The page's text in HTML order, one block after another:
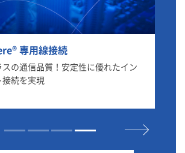
専用線接続
の通信品質！安定性に優れたイン
続を実現